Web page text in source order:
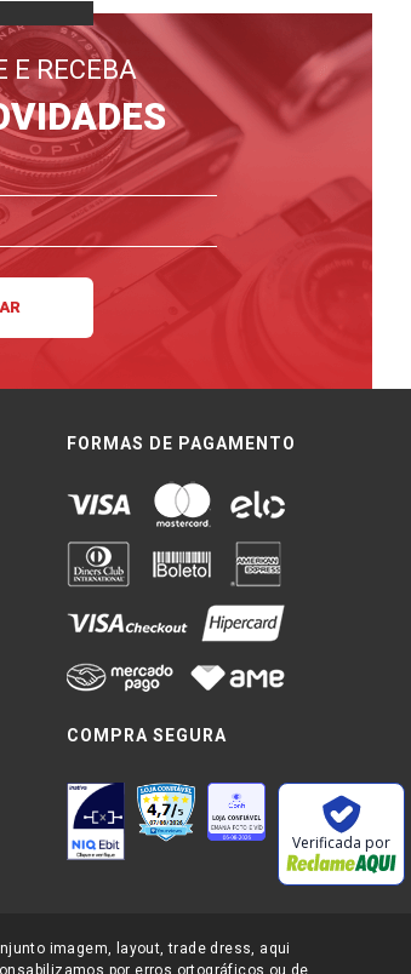
E RECEBA
FORMAS DE PAGAMENTO
COMPRA SEGURA
Verificada por
imagem, layout, trade dress, aqui
por erros ortográficos ou de